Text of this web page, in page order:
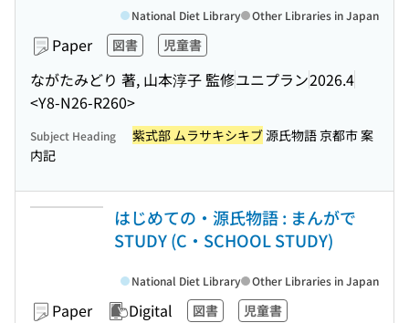
Paper 図書 児童書
ながたみどり 著, 山本淳子 監修ユニプラン2026.4
<Y8-N26-R260>
National Diet Library Other Libraries in Japan
Subject Heading 紫式部 ムラサキシキブ源氏物語 京都市 案
内記
はじめての・源氏物語 : まんがで
STUDY (C・SCHOOL STUDY)
Paper Digital 図書 児童書
National Diet Library Other Libraries in Japan